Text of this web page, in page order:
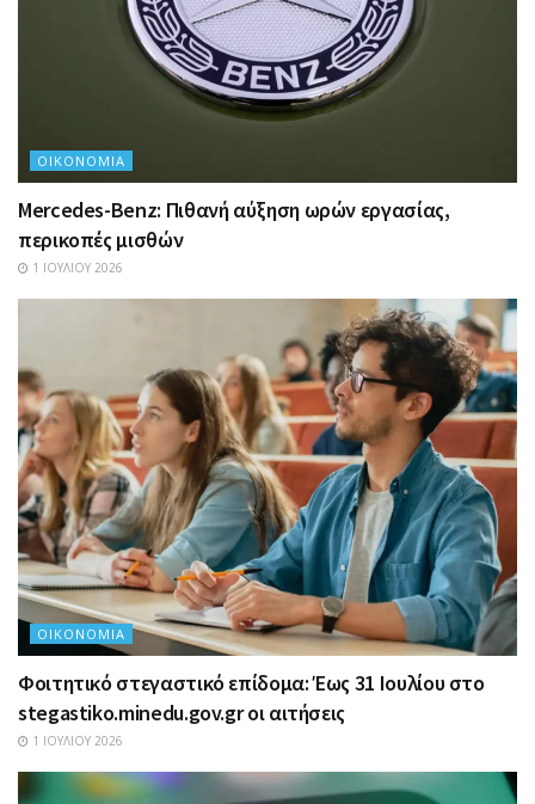
ΟΙΚΟΝΟΜΊΑ
Mercedes-Benz: Πιθανή αύξηση ωρών εργασίας,
περικοπές μισθών
1 ΙΟΥΛΊΟΥ 2026
ΟΙΚΟΝΟΜΊΑ
Φοιτητικό στεγαστικό επίδομα: Έως 31 Ιουλίου στο
stegastiko.minedu.gov.gr οι αιτήσεις
1 ΙΟΥΛΊΟΥ 2026